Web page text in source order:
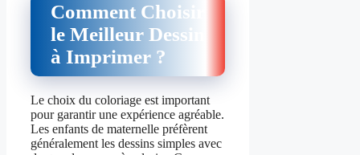
Comment Choisir
le Meilleur Dessin
à Imprimer ?
Le choix du coloriage est important
pour garantir une expérience agréable.
Les enfants de maternelle préfèrent
généralement les dessins simples avec